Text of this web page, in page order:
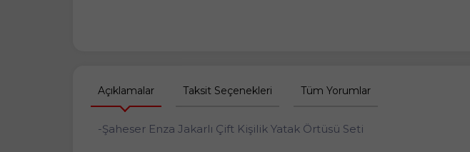
Açıklamalar Taksit Seçenekleri Tüm Yorumlar
-Şaheser Enza Jakarlı Çift Kişilik Yatak Örtüsü Seti